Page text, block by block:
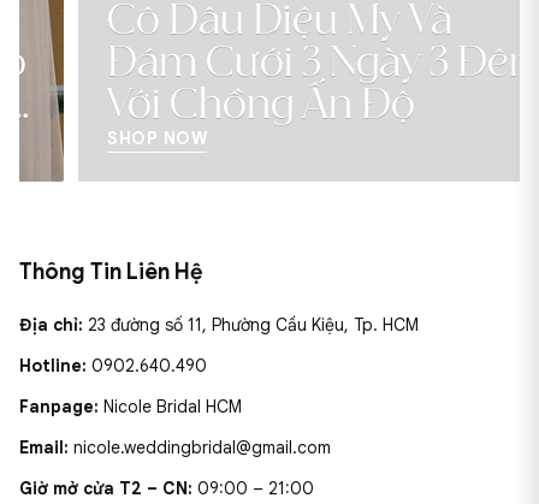
Cô Dâu Diệu My Và
Đám Cưới 3 Ngày 3 Đêm
Với Chồng Ấn Độ
SHOP NOW
Thông Tin Liên Hệ
Địa chỉ: 23 đường số 11, Phường Cầu Kiệu, Tp. HCM
Hotline: 0902.640.490
Fanpage: Nicole Bridal HCM
Email: nicole.weddingbridal@gmail.com
Giờ mở cửa T2 – CN: 09:00 – 21:00